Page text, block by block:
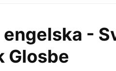
engelska -
Glosbe